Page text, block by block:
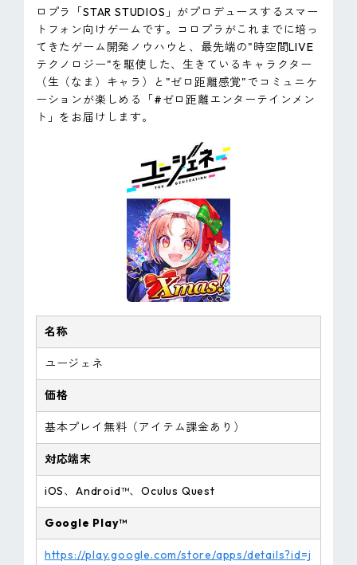
ロプラ「STAR STUDIOS」がプロデュースするスマー
トフォン向けゲームです。コロプラがこれまでに培っ
てきたゲーム開発ノウハウと、最先端の"時空間LIVE
テクノロジー"を駆使した、生きているキャラクター
（生（なま）キャラ）と"ゼロ距離感覚"でコミュニケ
ーションが楽しめる「#ゼロ距離エンターテインメン
ト」をお届けします。
名称
ユージェネ
価格
基本プレイ無料（アイテム課金あり）
対応端末
iOS、Android™、Oculus Quest
Google Play™
https://play.google.com/store/apps/details?id=j